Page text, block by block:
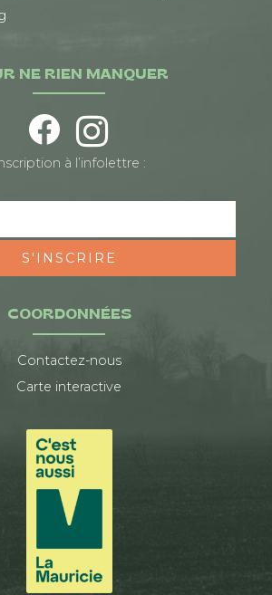
COORDONNÉES
Contactez-nous
Carte interactive
NE RIEN MANQUER
à l’infolettre :
S'INSCRIRE